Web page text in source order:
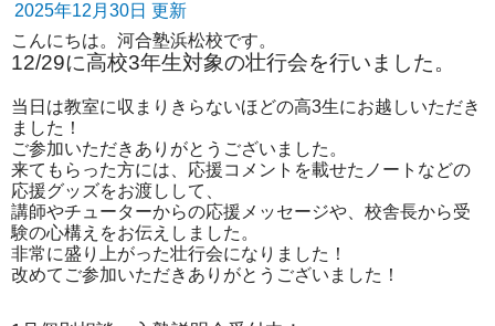
2025年12月30日 更新
こんにちは。河合塾浜松校です。
12/29に高校3年生対象の壮行会を行いました。
当日は教室に収まりきらないほどの高3生にお越しいただき
ました！
ご参加いただきありがとうございました。
来てもらった方には、応援コメントを載せたノートなどの
応援グッズをお渡しして、
講師やチューターからの応援メッセージや、校舎長から受
験の心構えをお伝えしました。
非常に盛り上がった壮行会になりました！
改めてご参加いただきありがとうございました！